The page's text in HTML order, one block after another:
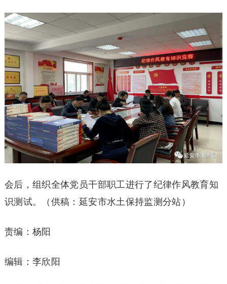
会后，组织全体党员干部职工进行了纪律作风教育知
识测试。（供稿：延安市水土保持监测分站）
责编：杨阳
编辑：李欣阳